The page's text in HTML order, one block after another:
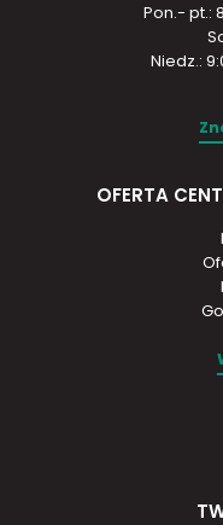
Pon.- pt.:
Niedz.:
OFERTA